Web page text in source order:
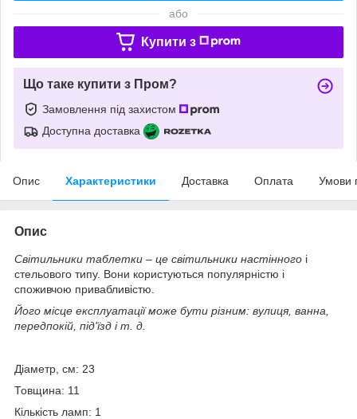
або
Купити з
Що таке купити з Пром?
Замовлення під захистом
Доступна доставка
Опис Характеристики Доставка Оплата Умови
Опис
Світильники таблетки – це світильники настінного і
стельового типу. Вони користуються популярністю і
споживчою привабливістю.
Його місце експлуатації може бути різним: вулиця, ванна,
передпокій, під'їзд і т. д.
Діаметр, см: 23
Товщина: 11
Кількість ламп: 1